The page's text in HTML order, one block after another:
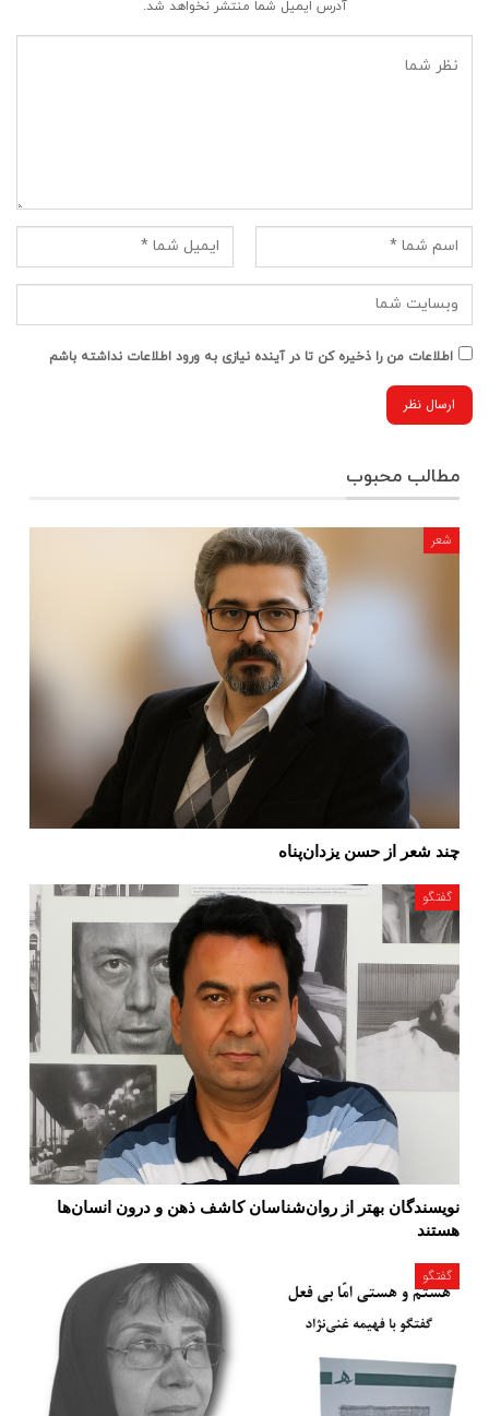
آدرس ایمیل شما منتشر نخواهد شد.
اطلاعات من را ذخیره کن تا در آینده نیازی به ورود اطلاعات نداشته باشم
مطالب محبوب
شعر
چند شعر از حسن یزدان‌پناه
گفتگو
نویسندگان بهتر از روان‌شناسان کاشف ذهن و درون انسان‌ها
هستند
گفتگو